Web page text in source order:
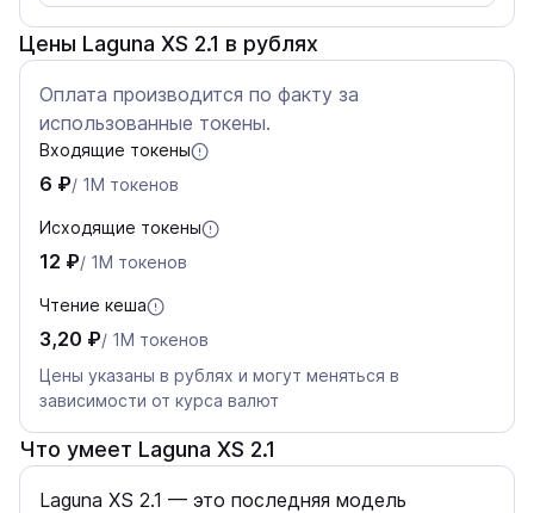
Цены Laguna XS 2.1 в рублях
Оплата производится по факту за
использованные токены.
Входящие токены
6 ₽/ 1M токенов
Исходящие токены
12 ₽/ 1M токенов
Чтение кеша
3,20 ₽/ 1M токенов
Цены указаны в рублях и могут меняться в
зависимости от курса валют
Что умеет Laguna XS 2.1
Laguna XS 2.1 — это последняя модель